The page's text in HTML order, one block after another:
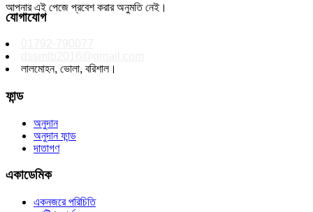
আপনার এই পেজে প্রবেশ করার অনুমতি নেই।
যোগাযোগ
লালমোহন, ভোলা, বরিশাল।
ফান্ড
অনুদান
অনুদান ফান্ড
দাতাগণ
একাডেমিক
একনজরে পরিচিতি